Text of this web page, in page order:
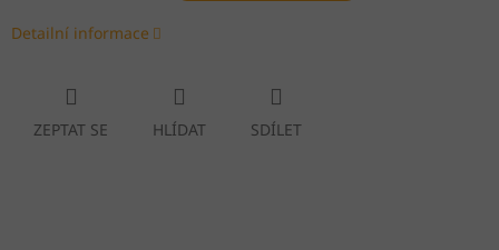
Detailní informace
ZEPTAT SE HLÍDAT SDÍLET